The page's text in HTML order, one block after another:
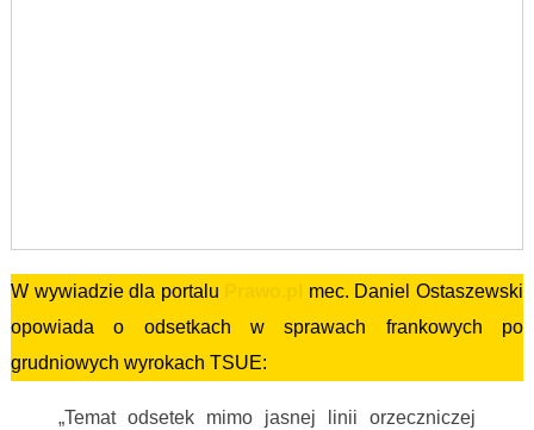
W wywiadzie dla portalu
mec. Daniel Ostaszewski
opowiada o odsetkach w sprawach frankowych po
grudniowych wyrokach TSUE:
„Temat odsetek mimo jasnej linii orzeczniczej